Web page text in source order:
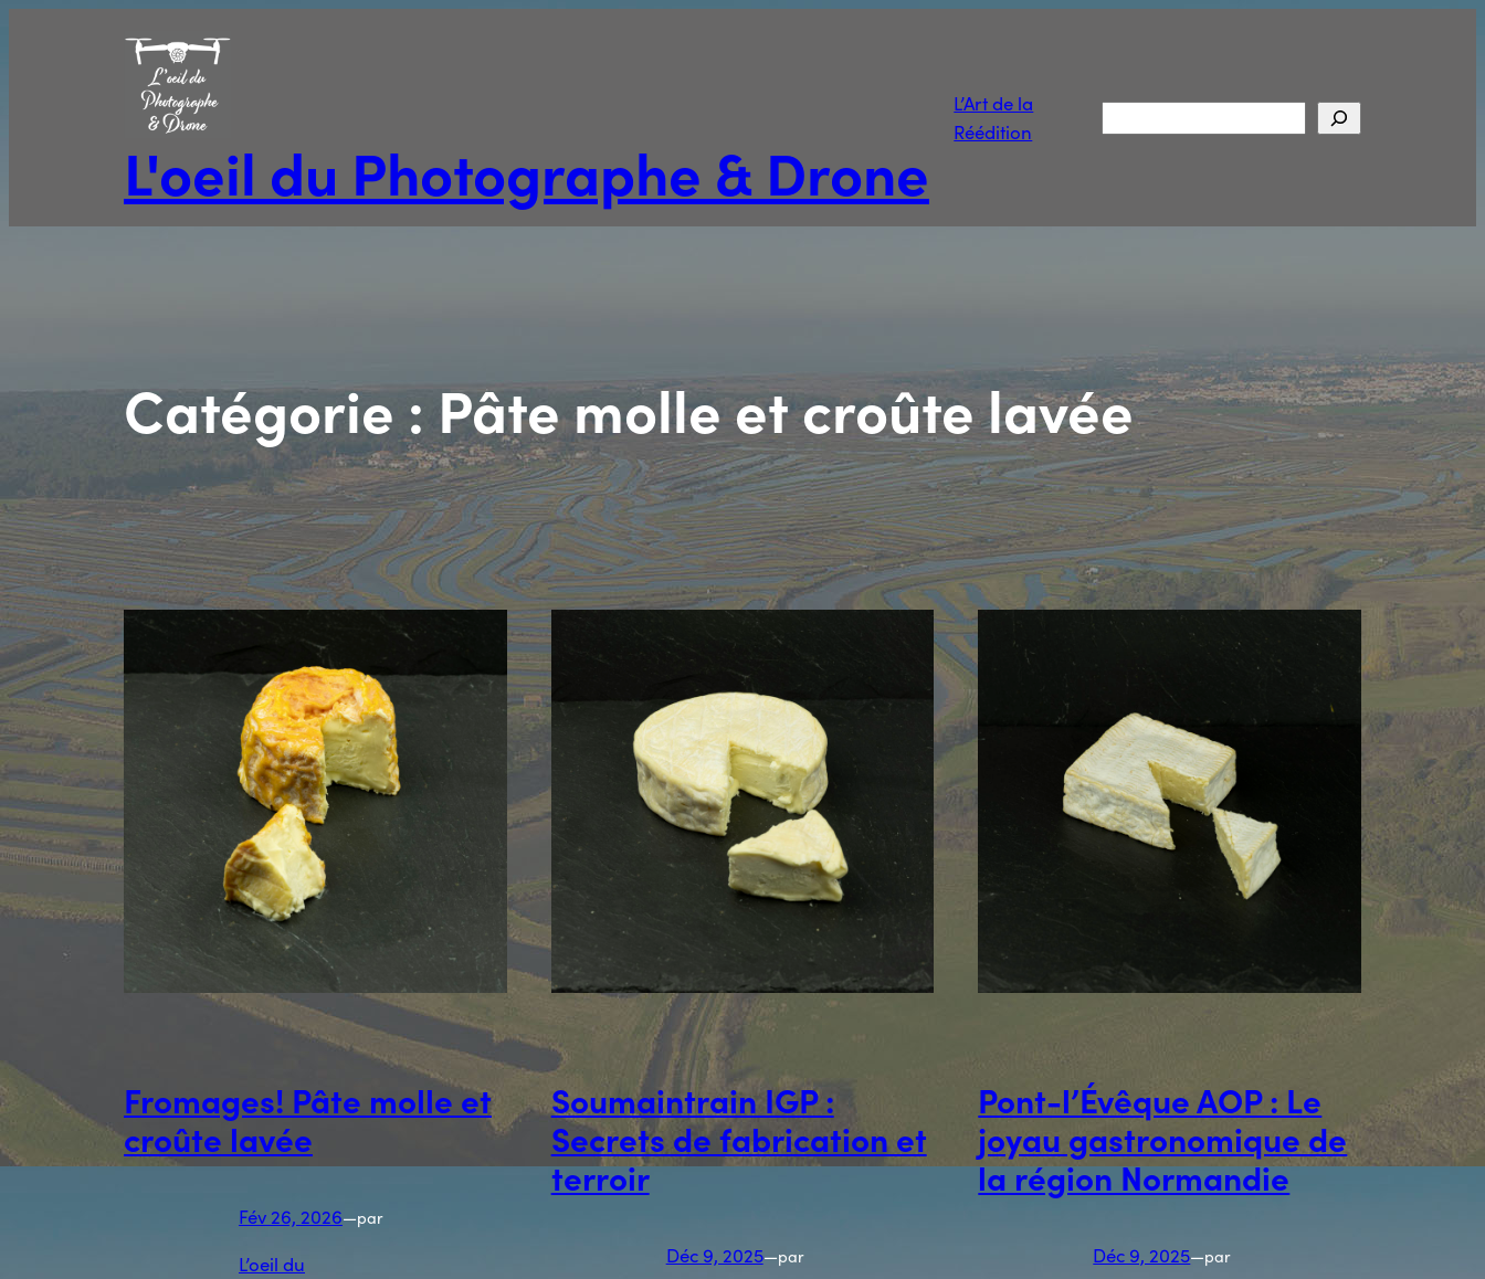
L'oeil du Photographe & Drone
L’Art de la
Réédition
Catégorie :Pâte molle et croûte lavée
Fromages! Pâte molle et
croûte lavée
Fév 26, 2026—par
L’oeil du
Soumaintrain IGP :
Secrets de fabrication et
terroir
Déc 9, 2025—par
Pont-l’Évêque AOP : Le
joyau gastronomique de
la région Normandie
Déc 9, 2025—par